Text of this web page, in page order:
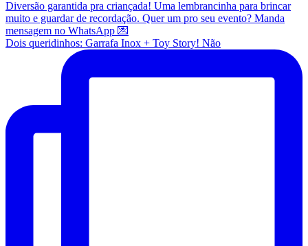
Dois queridinhos: Garrafa Inox + Toy Story! Não